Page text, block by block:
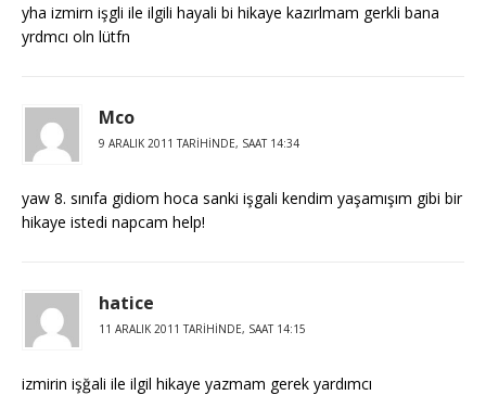
yha izmirn işgli ile ilgili hayali bi hikaye kazırlmam gerkli bana
yrdmcı oln lütfn
Mco
9 ARALIK 2011 TARIHINDE, SAAT 14:34
yaw 8. sınıfa gidiom hoca sanki işgali kendim yaşamışım gibi bir
hikaye istedi napcam help!
hatice
11 ARALIK 2011 TARIHINDE, SAAT 14:15
izmirin işğali ile ilgil hikaye yazmam gerek yardımcı